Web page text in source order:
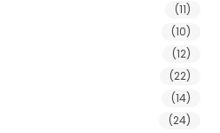
(11)
(10)
(12)
(22)
(14)
(24)